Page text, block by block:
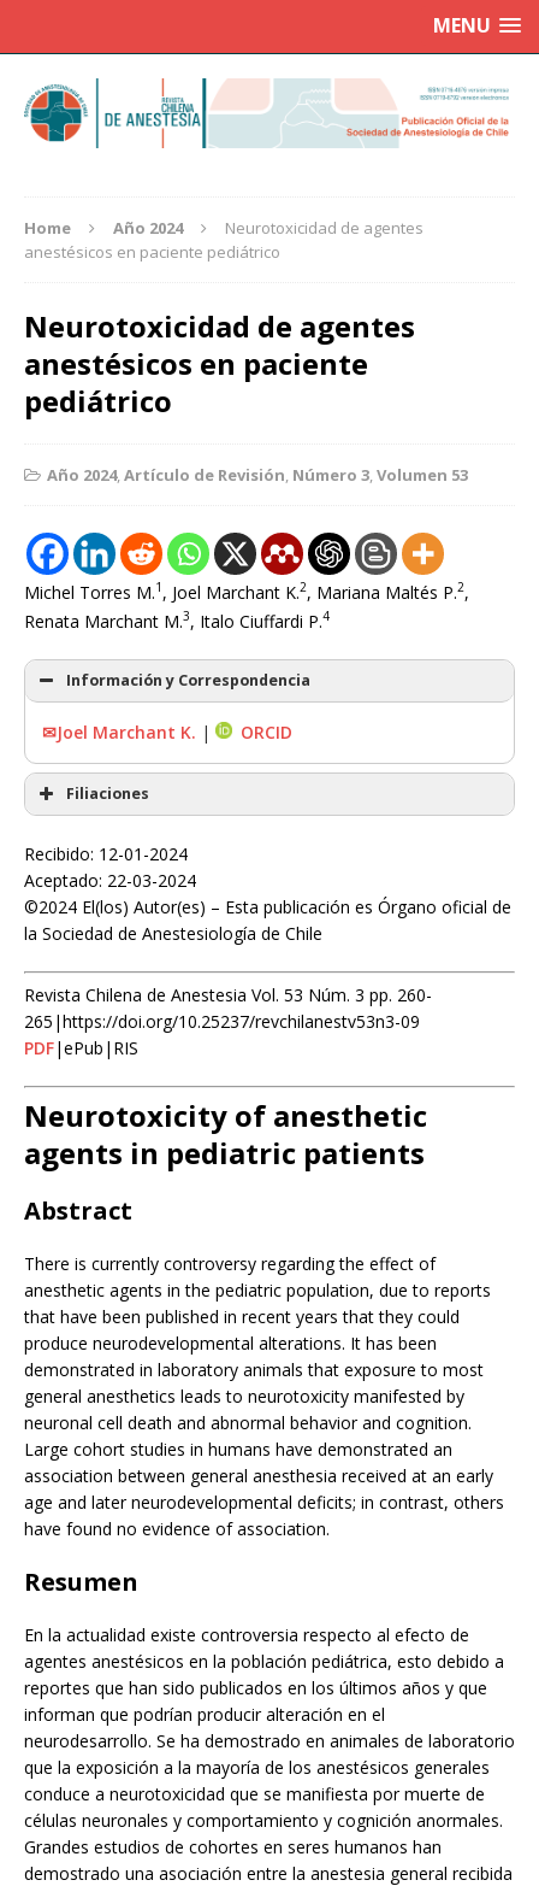
MENU
Home Año 2024
Neurotoxicidad de agentes
anestésicos en paciente pediátrico
Neurotoxicidad de agentes
anestésicos en paciente
pediátrico
Año 2024,Artículo de Revisión, Número 3,Volumen 53
Michel Torres M.1 , Joel Marchant K.2, Mariana Maltés P.2,
Renata Marchant M.3, Italo Ciuffardi P.4
Información y Correspondencia
✉Joel Marchant K. | ORCID
Filiaciones
Recibido: 12-01-2024
Aceptado: 22-03-2024
©2024 El(los) Autor(es) – Esta publicación es Órgano oficial de
la Sociedad de Anestesiología de Chile
Revista Chilena de Anestesia Vol. 53 Núm. 3 pp. 260-
265|https://doi.org/10.25237/revchilanestv53n3-09
PDF|ePub|RIS
Neurotoxicity of anesthetic
agents in pediatric patients
Abstract
There is currently controversy regarding the effect of
anesthetic agents in the pediatric population, due to reports
that have been published in recent years that they could
produce neurodevelopmental alterations. It has been
demonstrated in laboratory animals that exposure to most
general anesthetics leads to neurotoxicity manifested by
neuronal cell death and abnormal behavior and cognition.
Large cohort studies in humans have demonstrated an
association between general anesthesia received at an early
age and later neurodevelopmental deficits; in contrast, others
have found no evidence of association.
Resumen
En la actualidad existe controversia respecto al efecto de
agentes anestésicos en la población pediátrica, esto debido a
reportes que han sido publicados en los últimos años y que
informan que podrían producir alteración en el
neurodesarrollo. Se ha demostrado en animales de laboratorio
que la exposición a la mayoría de los anestésicos generales
conduce a neurotoxicidad que se manifiesta por muerte de
células neuronales y comportamiento y cognición anormales.
Grandes estudios de cohortes en seres humanos han
demostrado una asociación entre la anestesia general recibida